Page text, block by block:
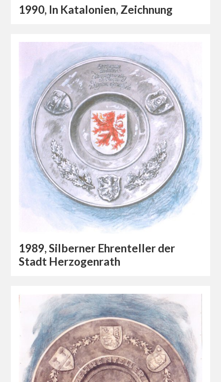
1990, In Katalonien, Zeichnung
1989, Silberner Ehrenteller der
Stadt Herzogenrath